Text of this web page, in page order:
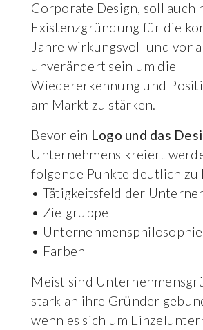
Corporate Design, soll auch
Existenzgründung für die
Jahre wirkungsvoll und vor
unverändert sein um die
Wiedererkennung und
am Markt zu stärken.
Bevor ein Logo und das
Unternehmens kreiert
folgende Punkte deutlich zu
• Tätigkeitsfeld der
• Zielgruppe
• Unternehmensphilosophie
• Farben
Meist sind
stark an ihre Gründer
wenn es sich um